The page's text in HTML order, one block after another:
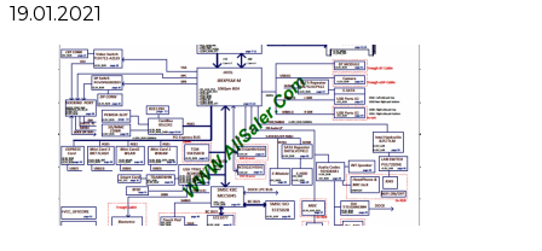
19.01.2021